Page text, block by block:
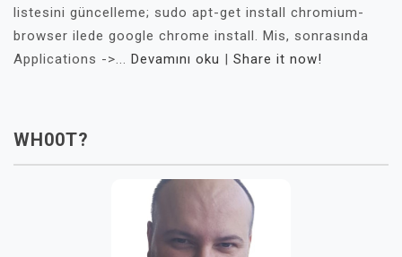
listesini güncelleme; sudo apt-get install chromium-
browser ilede google chrome install. Mis, sonrasında
Applications ->... Devamını oku | Share it now!
WH00T?